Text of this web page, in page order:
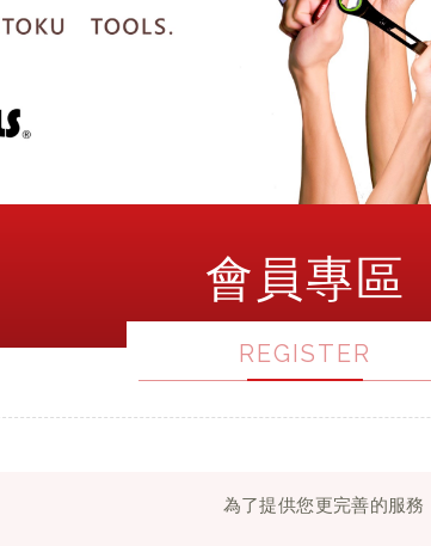
會員專區
REGISTER
為了提供您更完善的服務